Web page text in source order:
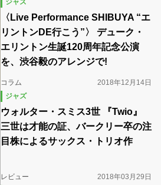
〈Live Performance SHIBUYA “エ
リントンDE行こう”〉 デューク・
エリントン生誕120周年記念公演
を、渋谷毅のアレンジで!
コラム
2018年12月14日
ジャズ
ウォルター・スミス3世 『Twio』
三世は才能の証、バークリー卒の注
目株によるサックス・トリオ作
レビュー
2018年03月29日